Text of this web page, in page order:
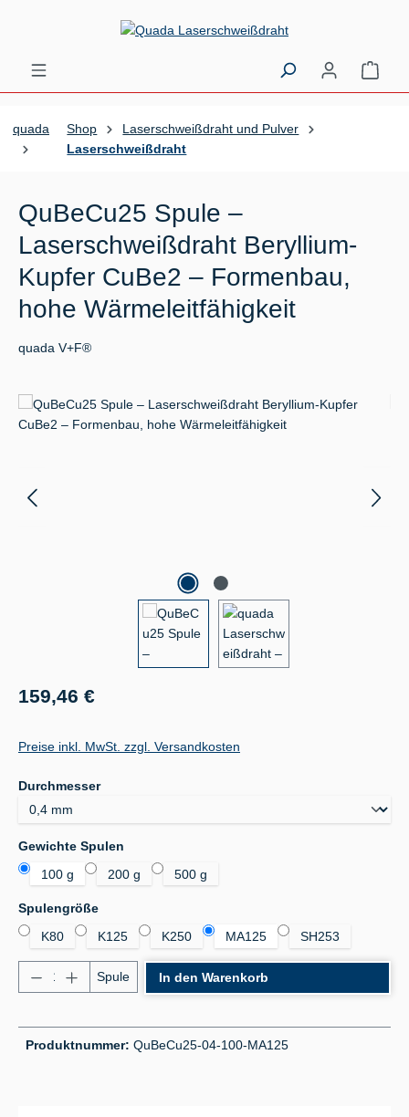
Zum Hauptinhalt springen
quada Shop
Laserschweißdraht und Pulver
Laserschweißdraht
QuBeCu25 Spule –
Laserschweißdraht Beryllium-
Kupfer CuBe2 – Formenbau,
hohe Wärmeleitfähigkeit
quada V+F®
Bildergalerie überspringen
Regulärer Preis:
159,46 €
Preise inkl. MwSt. zzgl. Versandkosten
Durchmesserauswählen
Gewichte Spulen
100 g
200 g 500 g
Spulengrößeauswählen
K80
K125 K250 MA125 SH253
Produkt Anzahl: Gib den gewünschten Wert ein
Spule In den Warenkorb
Produktnummer: QuBeCu25-04-100-MA125